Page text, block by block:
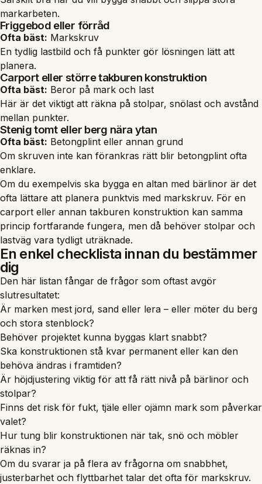
markarbeten.
Friggebod eller förråd
Ofta bäst: Markskruv
En tydlig lastbild och få punkter gör lösningen lätt att
planera.
Carport eller större takburen konstruktion
Ofta bäst: Beror på mark och last
Här är det viktigt att räkna på stolpar, snölast och avstånd
mellan punkter.
Stenig tomt eller berg nära ytan
Ofta bäst: Betongplint eller annan grund
Om skruven inte kan förankras rätt blir betongplint ofta
enklare.
Om du exempelvis ska bygga en altan med bärlinor är det
ofta lättare att planera punktvis med markskruv. För en
carport eller annan takburen konstruktion kan samma
princip fortfarande fungera, men då behöver stolpar och
lastväg vara tydligt uträknade.
En enkel checklista innan du bestämmer
dig
Den här listan fångar de frågor som oftast avgör
slutresultatet:
Är marken mest jord, sand eller lera – eller möter du berg
och stora stenblock?
Behöver projektet kunna byggas klart snabbt?
Ska konstruktionen stå kvar permanent eller kan den
behöva ändras i framtiden?
Är höjdjustering viktig för att få rätt nivå på bärlinor och
stolpar?
Finns det risk för fukt, tjäle eller ojämn mark som påverkar
valet?
Hur tung blir konstruktionen när tak, snö och möbler
räknas in?
Om du svarar ja på flera av frågorna om snabbhet,
justerbarhet och flyttbarhet talar det ofta för markskruv.